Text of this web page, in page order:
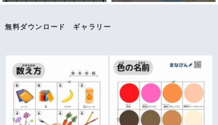
無料ダウンロード ギャラリー